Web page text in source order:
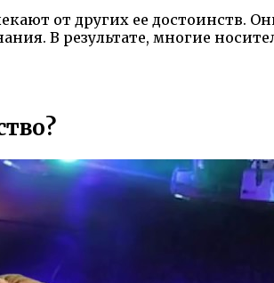
от других ее достоинств.
В результате, многие